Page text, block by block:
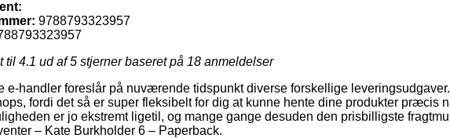
9788793323957
til 4.1 ud af 5 stjerner baseret på 18 anmeldelser
e-handler foreslår på nuværende tidspunkt diverse forskellige
fordi det så er super fleksibelt for dig at kunne hente dine produkter præcis
er jo ekstremt ligetil, og mange gange desuden den prisbilligste
– Kate Burkholder 6 – Paperback.